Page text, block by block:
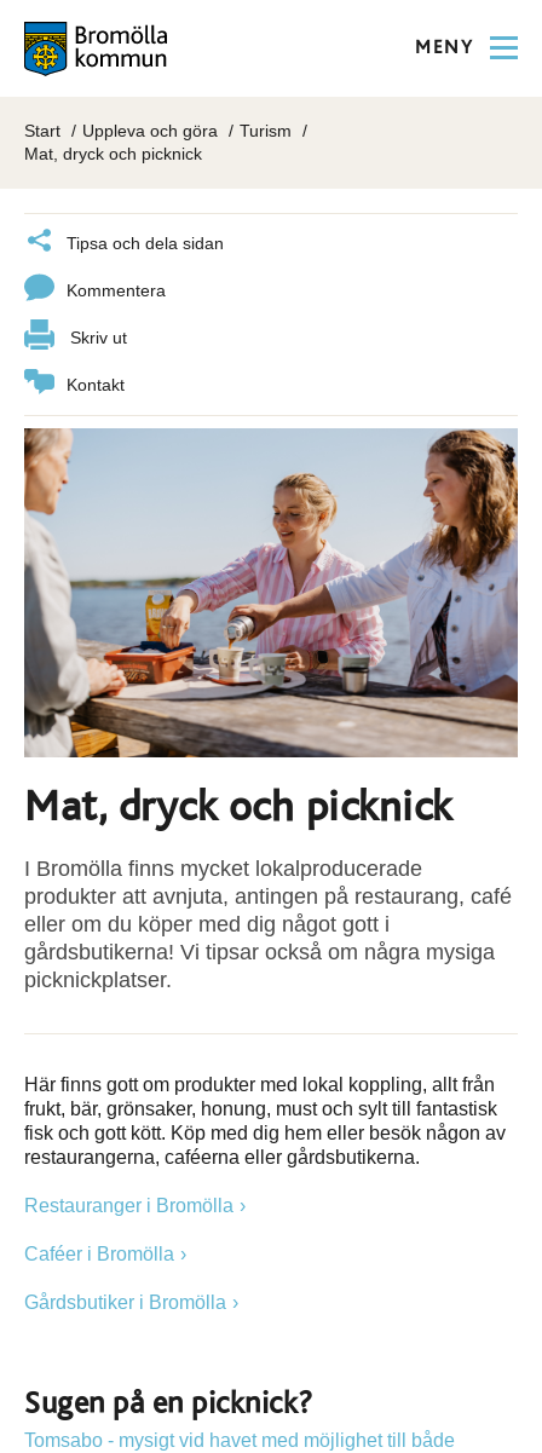
MENY
Start Uppleva och göra
Turism
Mat, dryck och picknick
Tipsa och dela sidan
Kommentera
Skriv ut
Kontakt
Mat, dryck och picknick
I Bromölla finns mycket lokalproducerade
produkter att avnjuta, antingen på restaurang, café
eller om du köper med dig något gott i
gårdsbutikerna! Vi tipsar också om några mysiga
picknickplatser.
Här finns gott om produkter med lokal koppling, allt från
frukt, bär, grönsaker, honung, must och sylt till fantastisk
fisk och gott kött. Köp med dig hem eller besök någon av
restaurangerna, caféerna eller gårdsbutikerna.
Restauranger i Bromölla
Caféer i Bromölla
Gårdsbutiker i Bromölla
Sugen på en picknick?
Tomsabo - mysigt vid havet med möjlighet till både